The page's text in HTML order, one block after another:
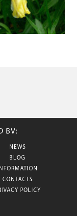
BV:
NEWS
BLOG
INFORMATION
CONTACTS
POLICY